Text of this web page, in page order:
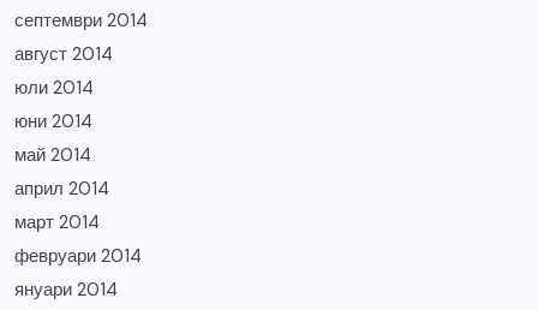
септември 2014
август 2014
юли 2014
юни 2014
май 2014
април 2014
март 2014
февруари 2014
януари 2014